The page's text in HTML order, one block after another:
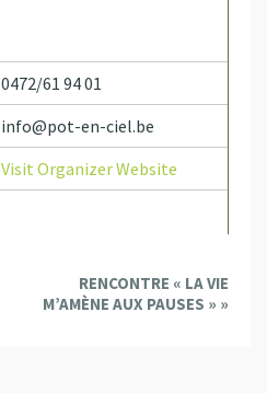
0472/61 94 01
info@pot-en-ciel.be
Visit Organizer Website
RENCONTRE « LA VIE
M’AMÈNE AUX PAUSES » »